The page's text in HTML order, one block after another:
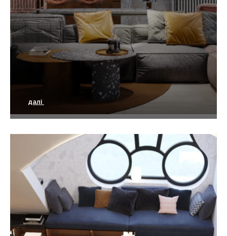
Дизайн квартири MOYA KRAINA
далі